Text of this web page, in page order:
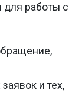
для работы с
и тех,